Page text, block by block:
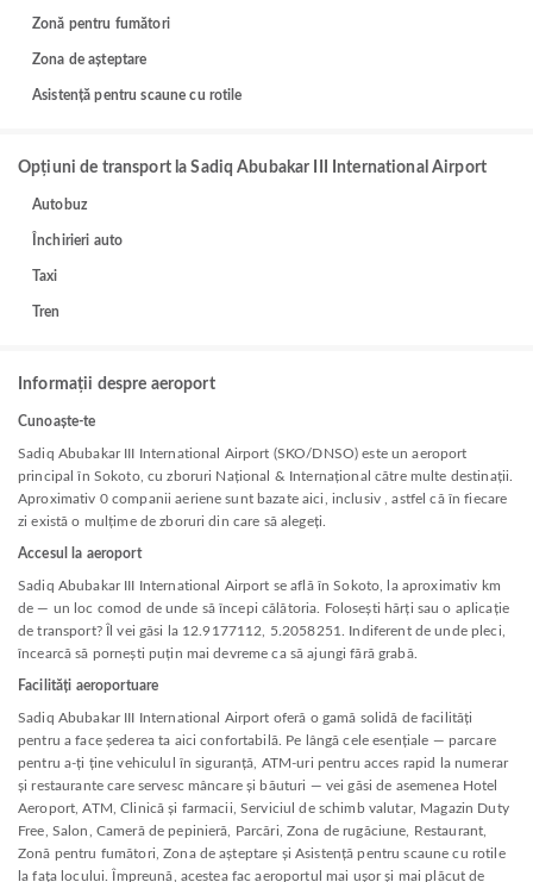
Zonă pentru fumători
Zona de așteptare
Asistență pentru scaune cu rotile
Opțiuni de transport la Sadiq Abubakar III International Airport
Autobuz
Închirieri auto
Taxi
Tren
Informații despre aeroport
Cunoaște-te
Sadiq Abubakar III International Airport (SKO/DNSO) este un aeroport
principal în Sokoto, cu zboruri Național & Internațional către multe destinații.
Aproximativ 0 companii aeriene sunt bazate aici, inclusiv , astfel că în fiecare
zi există o mulțime de zboruri din care să alegeți.
Accesul la aeroport
Sadiq Abubakar III International Airport se află în Sokoto, la aproximativ km
de — un loc comod de unde să începi călătoria. Folosești hărți sau o aplicație
de transport? Îl vei găsi la 12.9177112, 5.2058251. Indiferent de unde pleci,
încearcă să pornești puțin mai devreme ca să ajungi fără grabă.
Facilități aeroportuare
Sadiq Abubakar III International Airport oferă o gamă solidă de facilități
pentru a face șederea ta aici confortabilă. Pe lângă cele esențiale — parcare
pentru a-ți ține vehiculul în siguranță, ATM-uri pentru acces rapid la numerar
și restaurante care servesc mâncare și băuturi — vei găsi de asemenea Hotel
Aeroport, ATM, Clinică și farmacii, Serviciul de schimb valutar, Magazin Duty
Free, Salon, Cameră de pepinieră, Parcări, Zona de rugăciune, Restaurant,
Zonă pentru fumători, Zona de așteptare și Asistență pentru scaune cu rotile
la fața locului. Împreună, acestea fac aeroportul mai ușor și mai plăcut de